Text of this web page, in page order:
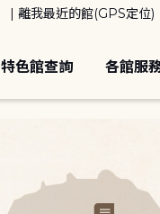
離我最近的館(GPS定位)
特色館查詢 各館服